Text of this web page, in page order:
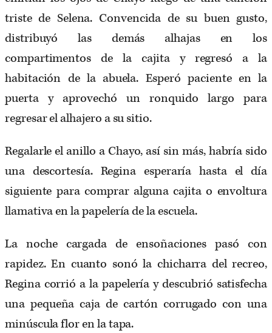
triste de Selena. Convencida de su buen gusto,
distribuyó las demás alhajas en los
compartimentos de la cajita y regresó a la
habitación de la abuela. Esperó paciente en la
puerta y aprovechó un ronquido largo para
regresar el alhajero a su sitio.
Regalarle el anillo a Chayo, así sin más, habría sido
una descortesía. Regina esperaría hasta el día
siguiente para comprar alguna cajita o envoltura
llamativa en la papelería de la escuela.
La noche cargada de ensoñaciones pasó con
rapidez. En cuanto sonó la chicharra del recreo,
Regina corrió a la papelería y descubrió satisfecha
una pequeña caja de cartón corrugado con una
minúscula flor en la tapa.